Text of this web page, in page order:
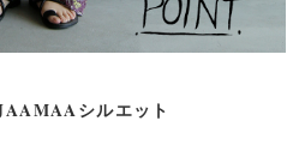
シルエット